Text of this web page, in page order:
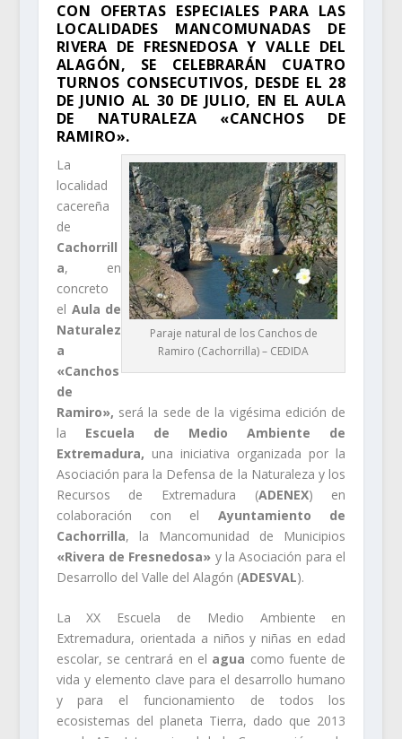
CON OFERTAS ESPECIALES PARA LAS
LOCALIDADES MANCOMUNADAS DE
RIVERA DE FRESNEDOSA Y VALLE DEL
ALAGÓN, SE CELEBRARÁN CUATRO
TURNOS CONSECUTIVOS, DESDE EL 28
DE JUNIO AL 30 DE JULIO, EN EL AULA
DE NATURALEZA «CANCHOS DE
RAMIRO».
Paraje natural de los Canchos de
Ramiro (Cachorrilla) – CEDIDA
La
localidad
cacereña
de
Cachorrill
a, en
concreto
el Aula de
Naturalez
a
«Canchos
de
Ramiro», será la sede de la vigésima edición de
la Escuela de Medio Ambiente de
Extremadura, una iniciativa organizada por la
Asociación para la Defensa de la Naturaleza y los
Recursos de Extremadura (ADENEX) en
colaboración con el Ayuntamiento de
Cachorrilla, la Mancomunidad de Municipios
«Rivera de Fresnedosa» y la Asociación para el
Desarrollo del Valle del Alagón (ADESVAL).
La XX Escuela de Medio Ambiente en
Extremadura, orientada a niños y niñas en edad
escolar, se centrará en el agua como fuente de
vida y elemento clave para el desarrollo humano
y para el funcionamiento de todos los
ecosistemas del planeta Tierra, dado que 2013